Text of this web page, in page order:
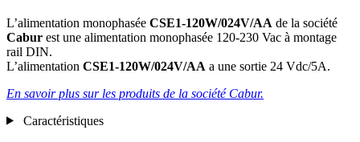
L’alimentation monophasée CSE1-120W/024V/AA de la société
Cabur est une alimentation monophasée 120-230 Vac à montage
rail DIN.
L’alimentation CSE1-120W/024V/AA a une sortie 24 Vdc/5A.
En savoir plus sur les produits de la société Cabur.
Caractéristiques